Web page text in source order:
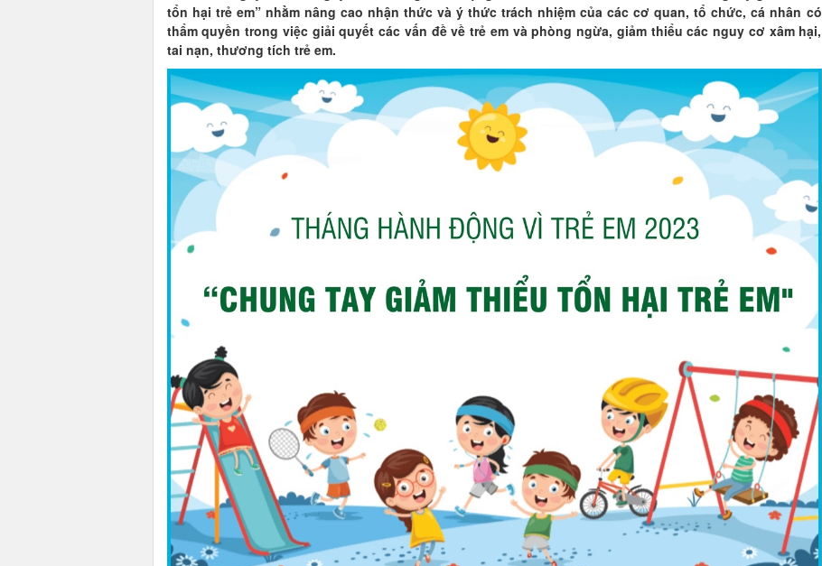
tổn hại trẻ em” nhằm nâng cao nhận thức và ý thức trách nhiệm của các cơ quan, tổ chức, cá nhân có
thẩm quyền trong việc giải quyết các vấn đề về trẻ em và phòng ngừa, giảm thiểu các nguy cơ xâm hại,
tai nạn, thương tích trẻ em.